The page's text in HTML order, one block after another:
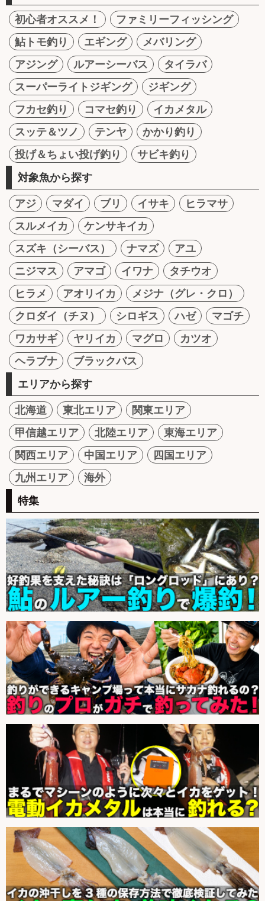
初心者オススメ！
ファミリーフィッシング
鮎トモ釣り
エギング
メバリング
アジング
ルアーシーバス
タイラバ
スーパーライトジギング
ジギング
フカセ釣り
コマセ釣り
イカメタル
スッテ＆ツノ
テンヤ
かかり釣り
投げ＆ちょい投げ釣り
サビキ釣り
対象魚から探す
アジ マダイ ブリ イサキ
ヒラマサ
スルメイカ
ケンサキイカ
スズキ（シーバス）
ナマズ
アユ
ニジマス
アマゴ イワナ
タチウオ
ヒラメ
アオリイカ
メジナ（グレ・クロ）
クロダイ（チヌ）
シロギス ハゼ
マゴチ
ワカサギ
ヤリイカ マグロ
カツオ
ヘラブナ
ブラックバス
エリアから探す
北海道 東北エリア
関東エリア
甲信越エリア
北陸エリア
東海エリア
関西エリア
中国エリア
四国エリア
九州エリア
海外
特集